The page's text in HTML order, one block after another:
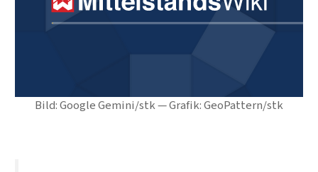
Bild: Google Gemini/stk — Grafik: GeoPattern/stk